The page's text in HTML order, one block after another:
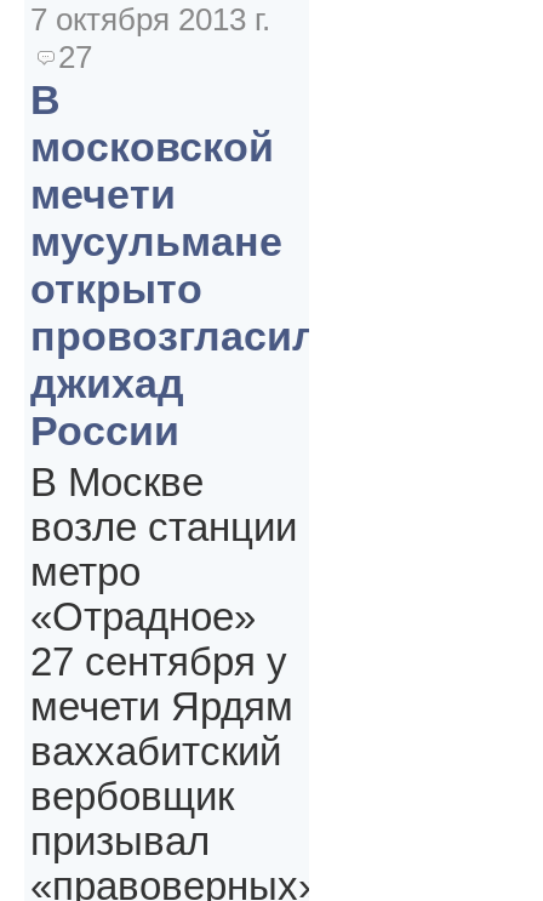
7 октября 2013 г.
27
В
московской
мечети
мусульмане
открыто
провозгласили
джихад
России
В Москве
возле станции
метро
«Отрадное»
27 сентября у
мечети Ярдям
ваххабитский
вербовщик
призывал
«правоверных»,